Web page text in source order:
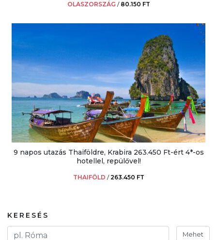
OLASZORSZÁG / 80.150 FT
9 napos utazás Thaiföldre, Krabira 263.450 Ft-ért 4*-os
hotellel, repülővel!
THAIFÖLD /263.450 FT
KERESÉS
Mehet